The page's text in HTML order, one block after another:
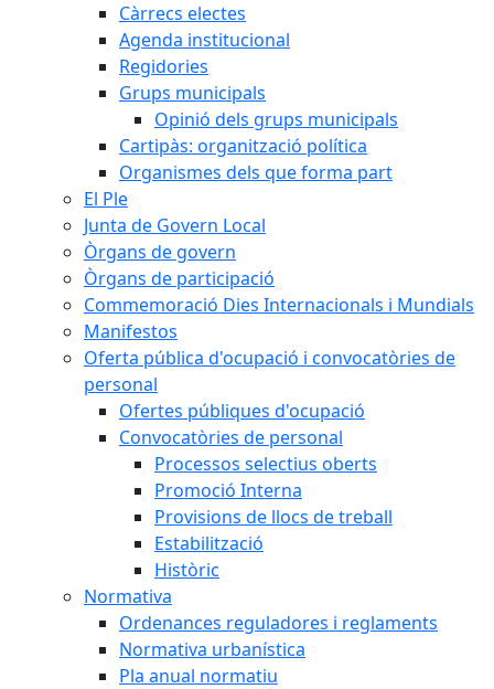
Càrrecs electes
Agenda institucional
Regidories
Grups municipals
Opinió dels grups municipals
Cartipàs: organització política
Organismes dels que forma part
El Ple
Junta de Govern Local
Òrgans de govern
Òrgans de participació
Commemoració Dies Internacionals i Mundials
Manifestos
Oferta pública d'ocupació i convocatòries de
personal
Ofertes públiques d'ocupació
Convocatòries de personal
Processos selectius oberts
Promoció Interna
Provisions de llocs de treball
Estabilització
Històric
Normativa
Ordenances reguladores i reglaments
Normativa urbanística
Pla anual normatiu